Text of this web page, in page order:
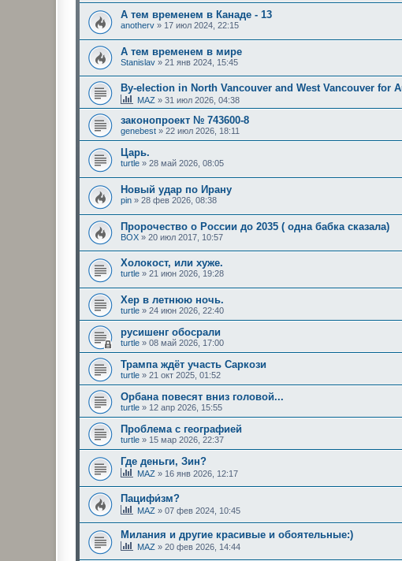
А тем временем в Канаде - 13
anotherv » 17 июл 2024, 22:15
А тем временем в мире
Stanislav » 21 янв 2024, 15:45
By-election in North Vancouver and West Vancouver for
MAZ » 31 июл 2026, 04:38
законопроект № 743600-8
genebest » 22 июл 2026, 18:11
Царь.
turtle » 28 май 2026, 08:05
Новый удар по Ирану
pin » 28 фев 2026, 08:38
Пророчество о России до 2035 ( одна бабка сказала)
BOX » 20 июл 2017, 10:57
Холокост, или хуже.
turtle » 21 июн 2026, 19:28
Хер в летнюю ночь.
turtle » 24 июн 2026, 22:40
русишенг обосрали
turtle » 08 май 2026, 17:00
Трампа ждёт участь Саркози
turtle » 21 окт 2025, 01:52
Орбана повесят вниз головой...
turtle » 12 апр 2026, 15:55
Проблема с географией
turtle » 15 мар 2026, 22:37
Где деньги, Зин?
MAZ » 16 янв 2026, 12:17
Пацифи́зм?
MAZ » 07 фев 2024, 10:45
Милания и другие красивые и обоятельные:)
MAZ » 20 фев 2026, 14:44